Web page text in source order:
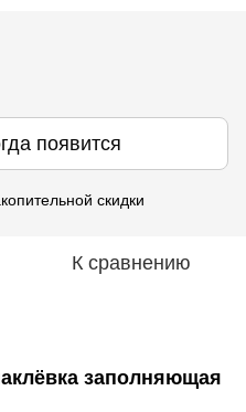
появится
скидки
К сравнению
заполняющая